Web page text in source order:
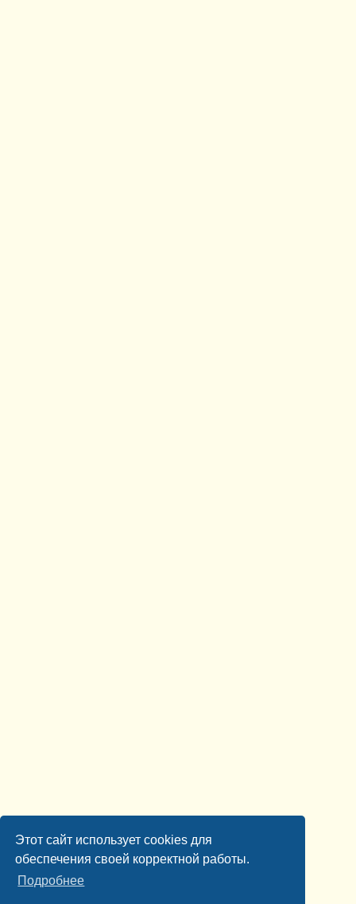
Этот сайт использует cookies для
обеспечения своей корректной работы.
Подробнее